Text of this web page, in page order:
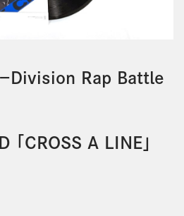
－Division Rap Battle
CROSS A LINE」